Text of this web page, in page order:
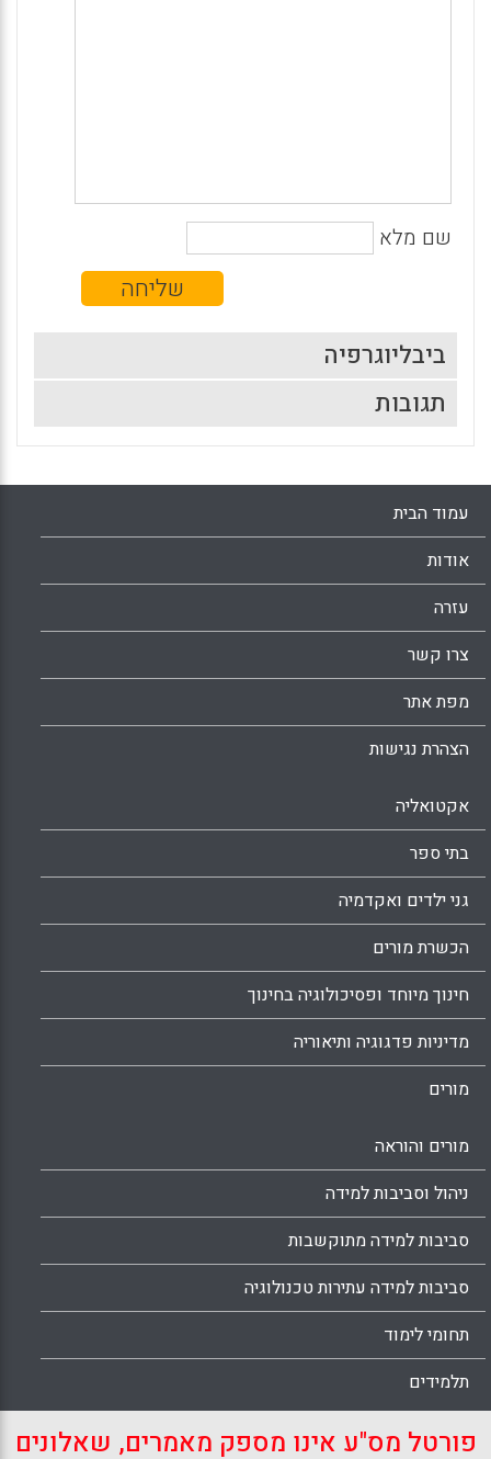
שם מלא
ביבליוגרפיה
תגובות
עמוד הבית
אודות
עזרה
צרו קשר
מפת אתר
הצהרת נגישות
אקטואליה
בתי ספר
גני ילדים ואקדמיה
הכשרת מורים
חינוך מיוחד ופסיכולוגיה בחינוך
מדיניות פדגוגיה ותיאוריה
מורים
מורים והוראה
ניהול וסביבות למידה
סביבות למידה מתוקשבות
סביבות למידה עתירות טכנולוגיה
תחומי לימוד
תלמידים
פורטל מס"ע אינו מספק מאמרים, שאלונים